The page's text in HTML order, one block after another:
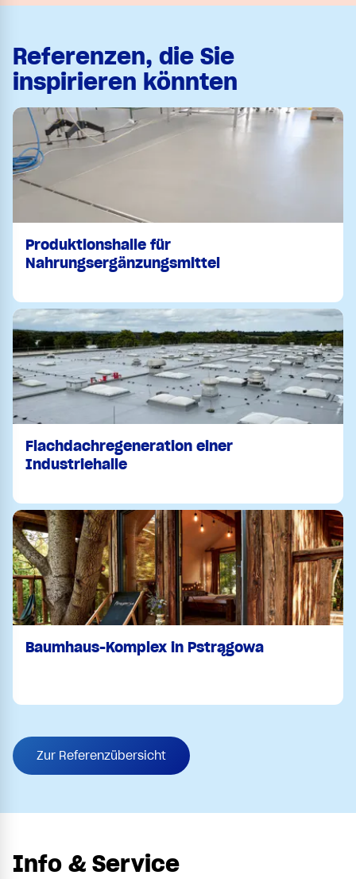
Referenzen, die Sie
inspirieren könnten
Produktionshalle für
Nahrungsergänzungsmittel
Flachdachregeneration einer
Industriehalle
Baumhaus-Komplex in Pstrągowa
Zur Referenzübersicht
Info & Service